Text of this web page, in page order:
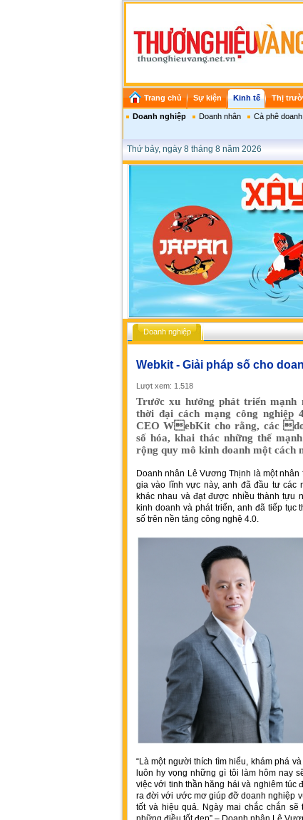
Trang chủ Sự kiện Kinh tế Thị
Doanh nghiệp Doanh nhân Cà phê
Thứ bảy, ngày 8 tháng 8 năm 2026
Doanh nghiệp
Webkit - Giải pháp số cho
Lượt xem: 1.518
Trước xu hướng phát triển mạnh
thời đại cách mạng công nghiệp
CEO WebKit cho rằng, các
số hóa, khai thác những thế
rộng quy mô kinh doanh một cách
Doanh nhân Lê Vương Thịnh là một
gia vào lĩnh vực này, anh đã đầu tư các
khác nhau và đạt được nhiều thành tựu
kinh doanh và phát triển, anh đã tiếp tục
số trên nền tảng công nghệ 4.0.
“Là một người thích tìm hiểu, khám phá
luôn hy vọng những gì tôi làm hôm nay
việc với tinh thần hăng hái và nghiêm túc
ra đời với ước mơ giúp đỡ doanh nghiệp
tốt và hiệu quả. Ngày mai chắc chắn